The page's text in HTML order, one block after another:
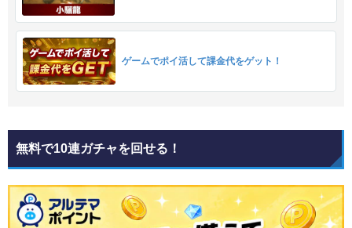
ゲームでポイ活して課金代をゲット！
無料で10連ガチャを回せる！